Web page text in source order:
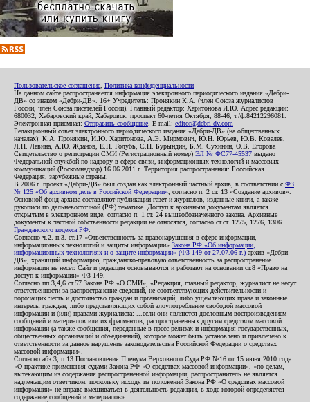
Пользовательское соглашение Политика конфиденциальности
На данном сайте распространяется информация электронного периодического издания «Дебри-
ДВ» со знаком «Дебри-ДВ». 16+ Учредитель: Пронякин К.А. (член Союза журналистов
России, член Союза писателей России). Главный редактор: Харитонова И.Ю. Адрес редакции:
680032, Хабаровский край, Хабаровск, проспект 60-летия Октября, 88-46, т./ф.84212296081.
Электронная приемная: Отправить сообщение . E-mail: editor@debri-dv.com
Редакционный совет электронного периодического издания «Дебри-ДВ» (на общественных
началах): К.А. Пронякин, И.Ю. Харитонова, А.Э. Мирмович, Ю.Н. Юрьев, Ю.В. Ковалев,
Л.Н. Левина, А.Ю. Жданов, Е.Н. Голубь, С.Н. Бурындин, Б.М. Сухинин, О.В. Егорова
Свидетельство о регистрации СМИ (Регистрационный номер) ЭЛ № ФС77-45537 выдано
Федеральной службой по надзору в сфере связи, информационных технологий и массовых
коммуникаций (Роскомнадзор) 16.06.2011 г. Территория распространения: Российская
Федерация, зарубежные страны.
В 2006 г. проект «Дебри-ДВ» был создан как электронный частный архив, в соответствии с ФЗ
№ 125 «Об архивном деле в Российской Федерации» , согласно п. 2 ст. 13 «Создание архивов».
Основной фонд архива составляют публикации газет и журналов, изданные книги, а также
рукописи по дальневосточной (РФ) тематике. Доступ к архивным документам является
открытым в электронном виде, согласно п. 1 ст. 24 вышеобозначенного закона. Архивные
документы к частной собственности редакции не относятся, согласно ст.ст. 1275, 1276, 1306
Гражданского кодекса РФ
Согласно ч.2. п.3. ст.17 «Ответственность за правонарушения в сфере информации,
информационных технологий и защиты информации» Закона РФ «Об информации,
информационных технологиях и о защите информации» (ФЗ-149 от 27.07.06 г.) архив «Дебри-
ДВ», хранящий информацию, гражданско-правовую ответственность за распространение
информации не несет. Сайт и редакция основываются и работают на основании ст.8 «Право на
доступ к информации» ФЗ-149.
Согласно пп.3,4,6 ст.57 Закона РФ «О СМИ», «Редакция, главный редактор, журналист не несут
ответственности за распространение сведений, не соответствующих действительности и
порочащих честь и достоинство граждан и организаций, либо ущемляющих права и законные
интересы граждан, либо представляющих собой злоупотребление свободой массовой
информации и (или) правами журналиста: ...если они являются дословным воспроизведением
сообщений и материалов или их фрагментов, распространенных другим средством массовой
информации (а также сообщения, переданные в пресс-релизах и информация государственных,
общественных организаций и объединений), которое может быть установлено и привлечено к
ответственности за данное нарушение законодательства Российской Федерации о средствах
массовой информации».
Согласно абз.3, п.13 Постановления Пленума Верховного Суда РФ №16 от 15 июня 2010 года
«О практике применения судами Закона РФ «О средствах массовой информации», «по делам,
вытекающим из содержания распространенной информации, распространитель не является
надлежащим ответчиком, поскольку исходя из положений Закона РФ «О средствах массовой
информации» не вправе вмешиваться в деятельность редакции, в ходе которой определяется
содержание сообщений и материалов».